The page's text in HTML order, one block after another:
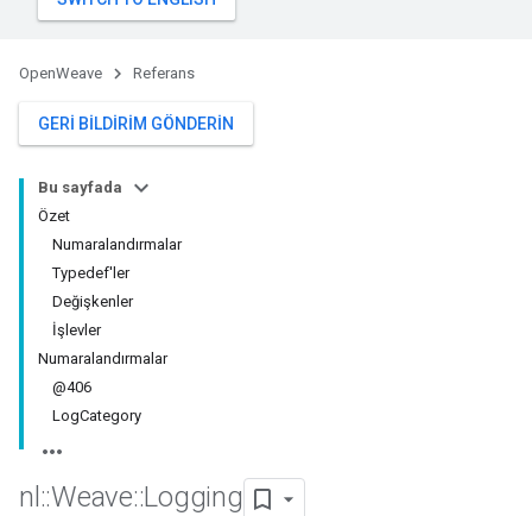
OpenWeave Referans
GERI BILDIRIM GÖNDERIN
Bu sayfada
Özet
Numaralandırmalar
Typedef'ler
Değişkenler
İşlevler
Numaralandırmalar
@406
LogCategory
nl ::Weave::Logging